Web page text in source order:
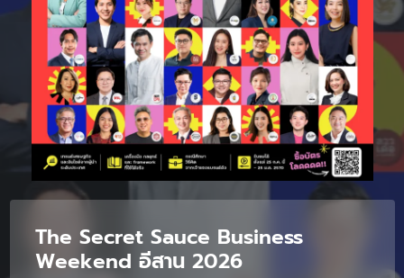
The Secret Sauce Business
Weekend อีสาน 2026